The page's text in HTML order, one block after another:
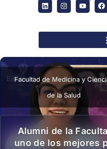
Facultad de Medicina y
de la Salud
Alumni de la
uno de los mejores